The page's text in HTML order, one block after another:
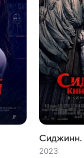
Сиджинн.
2023